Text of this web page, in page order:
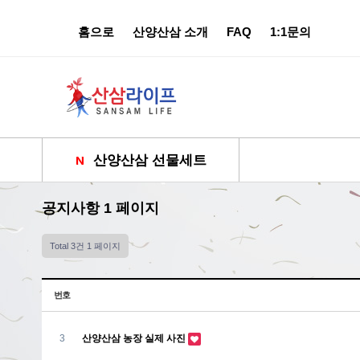
홈으로 산양산삼 소개 FAQ 1:1문의
산양산삼 선물세트
공지사항 1 페이지
Total 3건 1 페이지
번호
3 산양산삼 농장 실제 사진